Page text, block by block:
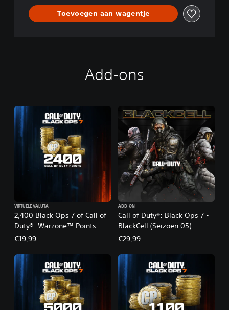
Toevoegen aan wagentje
Add-ons
2,400 Black Ops 7 of Call of
Duty®: Warzone™ Points
VIRTUELE VALUTA
€19,99
Call of Duty®: Black Ops 7 -
BlackCell (Seizoen 05)
ADD-ON
€29,99